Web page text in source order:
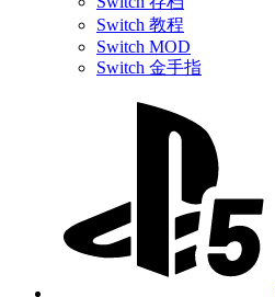
Switch 教程
Switch MOD
Switch 金手指